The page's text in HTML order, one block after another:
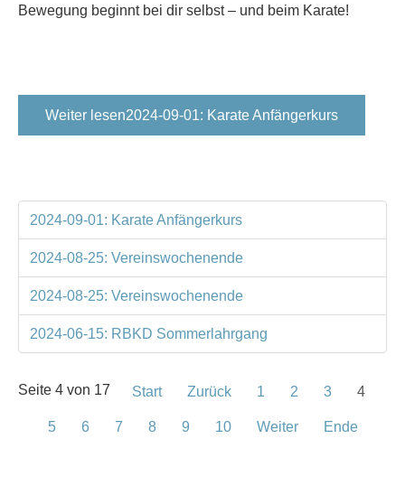
Bewegung beginnt bei dir selbst – und beim Karate!
Weiter lesen2024-09-01: Karate Anfängerkurs
2024-09-01: Karate Anfängerkurs
2024-08-25: Vereinswochenende
2024-08-25: Vereinswochenende
2024-06-15: RBKD Sommerlahrgang
Seite 4 von 17 Start Zurück 1 2 3 4
5 6 7 8 9 10 Weiter Ende